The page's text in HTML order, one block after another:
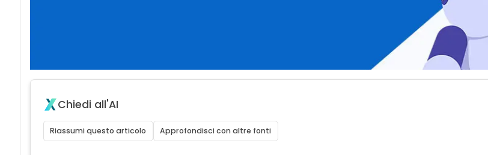
Chiedi all'AI
Riassumi questo articolo Approfondisci con altre fonti